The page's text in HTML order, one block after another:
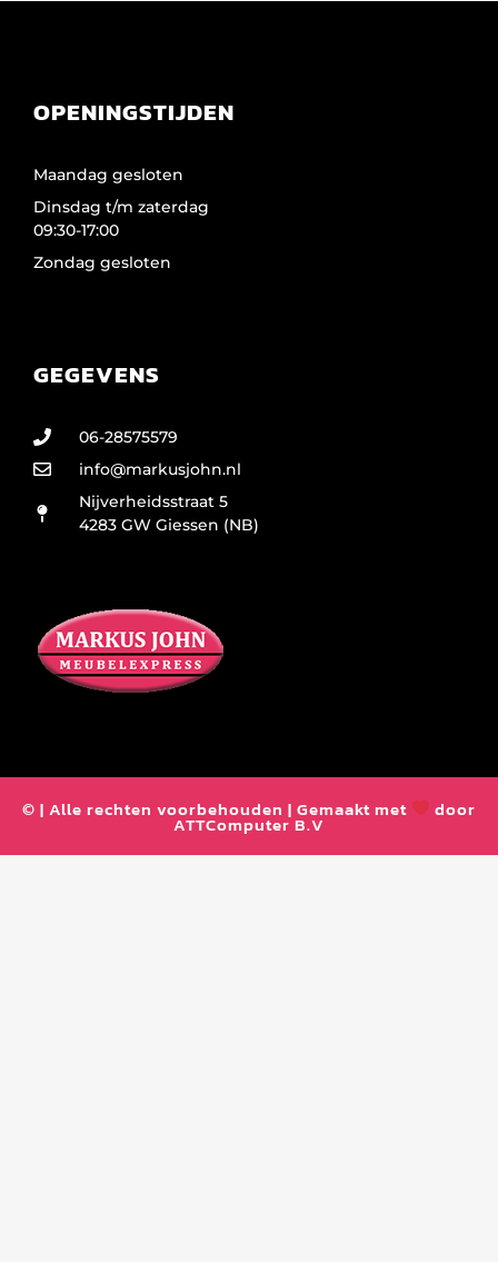
GEGEVENS
06-28575579
info@markusjohn.nl
Nijverheidsstraat 5
4283 GW Giessen (NB)
OPENINGSTIJDEN
Maandag gesloten
Dinsdag t/m zaterdag
09:30-17:00
Zondag gesloten
© | Alle rechten voorbehouden | Gemaakt met door
ATTComputer B.V